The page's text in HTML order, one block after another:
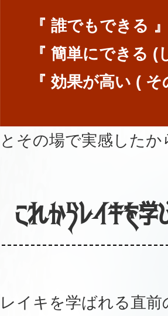
『 誰でもできる 』
『 簡単にできる
『 効果が高い (
とその場で実感したか
これからレイキを
レイキを学ばれる直